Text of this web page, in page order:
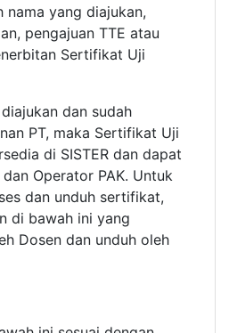
nama yang diajukan,
pengajuan TTE atau
Sertifikat Uji
dan sudah
PT, maka Sertifikat Uji
di SISTER dan dapat
Operator PAK. Untuk
dan unduh sertifikat,
di bawah ini yang
Dosen dan unduh oleh